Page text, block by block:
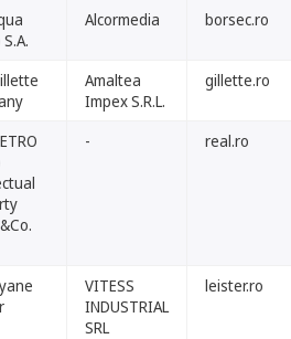
Alcormedia borsec.ro
Amaltea
Impex S.R.L.
gillette.ro
- real.ro
VITESS
INDUSTRIAL
SRL
leister.ro